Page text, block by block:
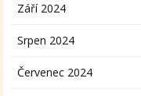
Září 2024
Srpen 2024
Červenec 2024